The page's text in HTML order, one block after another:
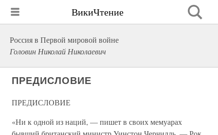
ВикиЧтение
Россия в Первой мировой войне
Головин Николай Николаевич
ПРЕДИСЛОВИЕ
ПРЕДИСЛОВИЕ
«Ни к одной из наций, — пишет в своих мемуарах